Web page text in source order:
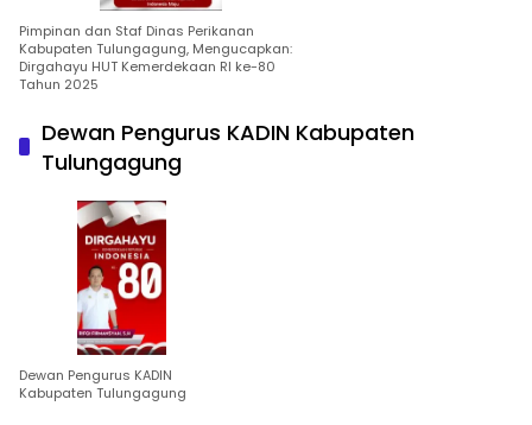
Pimpinan dan Staf Dinas Perikanan
Kabupaten Tulungagung, Mengucapkan:
Dirgahayu HUT Kemerdekaan RI ke-80
Tahun 2025
Dewan Pengurus KADIN Kabupaten
Tulungagung
Dewan Pengurus KADIN
Kabupaten Tulungagung